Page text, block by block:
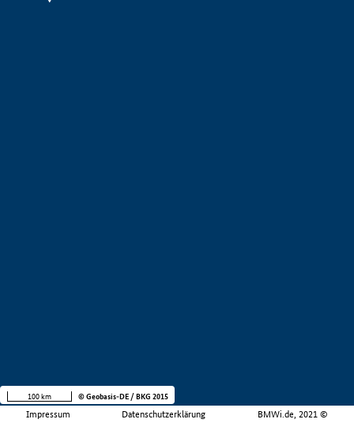
Impressum Datenschutzerklärung BMWi.de, 2021 ©
100 km © Geobasis-DE / BKG 2015